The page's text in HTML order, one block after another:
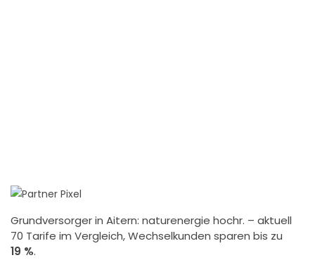
Grundversorger in Aitern: naturenergie hochr. – aktuell
70 Tarife im Vergleich, Wechselkunden sparen bis zu
19 %.